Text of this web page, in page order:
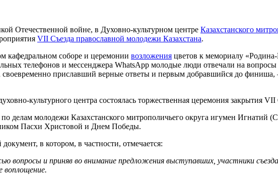
Отечественной войне, в Духовно-культурном центре Казахстанского
VII Съезда православной молодежи Казахстана.
кафедральном соборе и церемонии возложения цветов к мемориалу
телефонов и мессенджера WhatsАpp молодые люди отвечали на вопросы
своевременно приславший верные ответы и первым добравшийся до
культурного центра состоялась торжественная церемония закрытия
делам молодежи Казахстанского митрополичьего округа игумен Игнатий
Пасхи Христовой и Днем Победы.
в котором, в частности, отмечается:
вопросы и приняв во внимание предложения выступавших, участники
воплощение.